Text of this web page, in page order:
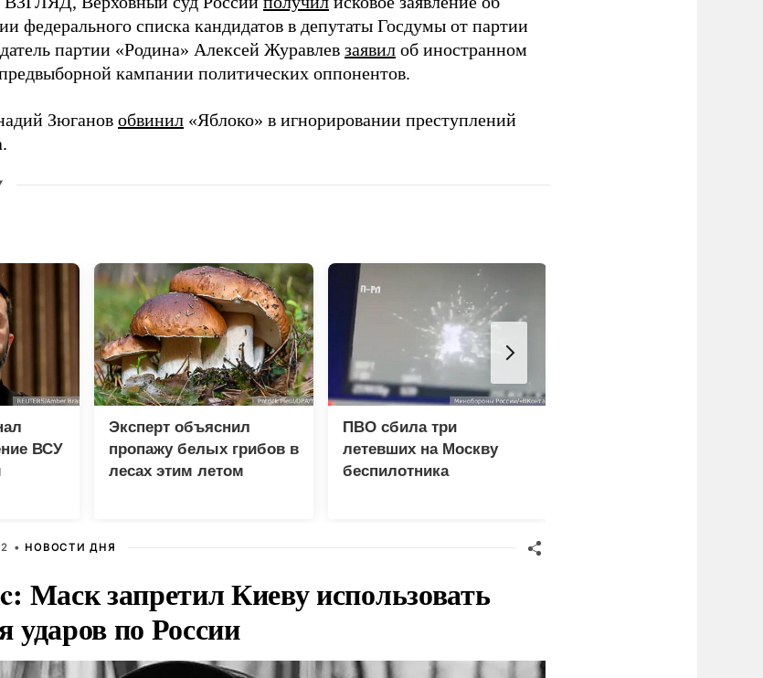
федерального списка кандидатов в депутаты Госдумы от партии
партии «Родина» Алексей Журавлев заявил об иностранном
кампании политических оппонентов.
Зюганов обвинил «Яблоко» в игнорировании преступлений
ВСУ
Эксперт объяснил
пропажу белых грибов в
лесах этим летом
ПВО сбила три
летевших на Москву
беспилотника
• НОВОСТИ ДНЯ
Маск запретил Киеву использовать
ударов по России